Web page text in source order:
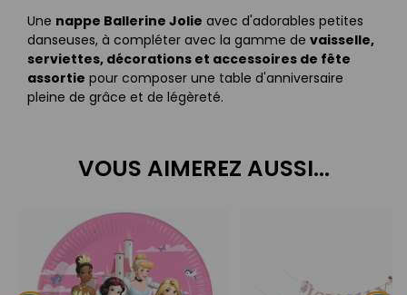
Une nappe Ballerine Jolie avec d'adorables petites
danseuses, à compléter avec la gamme de vaisselle,
serviettes, décorations et accessoires de fête
assortie pour composer une table d'anniversaire
pleine de grâce et de légèreté.
VOUS AIMEREZ AUSSI...